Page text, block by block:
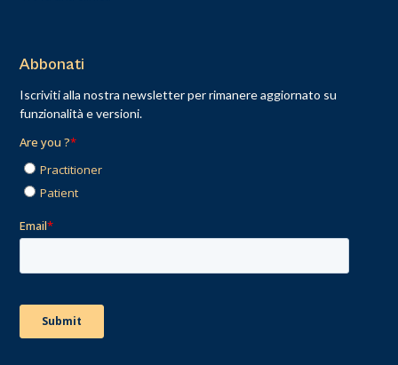
Abbonati
Iscriviti alla nostra newsletter per rimanere aggiornato su
funzionalità e versioni.